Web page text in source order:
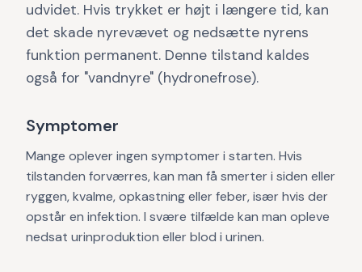
udvidet. Hvis trykket er højt i længere tid, kan
det skade nyrevævet og nedsætte nyrens
funktion permanent. Denne tilstand kaldes
også for "vandnyre" (hydronefrose).
Symptomer
Mange oplever ingen symptomer i starten. Hvis
tilstanden forværres, kan man få smerter i siden eller
ryggen, kvalme, opkastning eller feber, især hvis der
opstår en infektion. I svære tilfælde kan man opleve
nedsat urinproduktion eller blod i urinen.